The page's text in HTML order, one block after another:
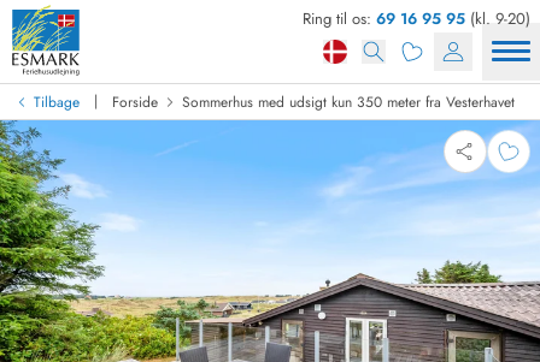
Ring til os: 69 16 95 95 (kl. 9-20)
Tilbage | Forside Sommerhus med udsigt kun 350 meter fra Vesterhavet